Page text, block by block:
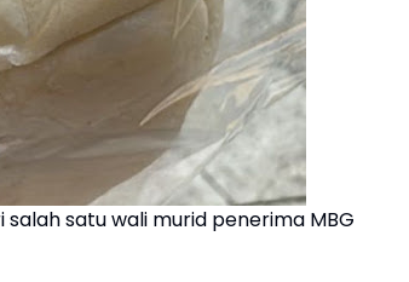
satu wali murid penerima MBG